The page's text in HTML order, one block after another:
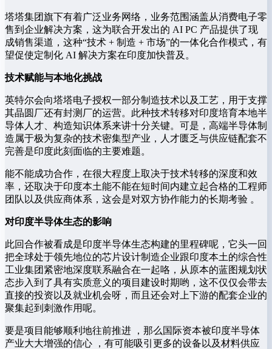
塔塔集团旗下有着广泛业务网络，业务范围涵盖从消费电子零
售到企业解决方案，这为联合开发出的 AI PC 产品提供了现
成销售渠道，这种“技术 + 制造 + 市场”的一体化合作模式，有
望促使定制化 AI 解决方案在印度加快普及。
技术赋能与本地化挑战
英特尔会向塔塔电子授权一部分制造技术以及工艺，用于支撑
其晶圆厂还有封测厂的运营。此种技术转移对印度培育本地半
导体人才、构造知识体系来讲十分关键。可是，高端半导体制
造属于极为复杂的技术密集型产业，人才匮乏与供应链配套不
完善是印度此刻面临的主要难题。
能不能成功合作，在很大程度上取决于技术转移的深度和效
率，还取决于印度本土能不能在短时间内建立起合格的工程师
团队以及供应商体系，这会是对双方协作能力的长期考验 。
对印度半导体生态的影响
此回合作被看成是印度半导体生态构建的里程碑呢，它头一回
把全球处于领先地位的芯片设计制造企业跟印度本土的综合性
工业集团紧密地深度联系融合在一起咯，从原本的蓝图规划状
态步入到了具有实质意义的项目建设时期哟，这不仅仅会带去
直接的投资以及就业机会呀，而且还会对上下游的配套企业的
聚集起到刺激作用呢。
要是项目能够顺利地往前推进 ，那么国际资本被印度半导体
产业大大增强的信心 ，有可能吸引更多的设备以及材料供应